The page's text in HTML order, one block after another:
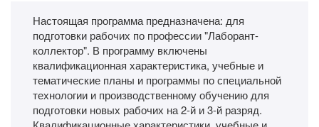
Настоящая программа предназначена: для
подготовки рабочих по профессии "Лаборант-
коллектор". В программу включены
квалификационная характеристика, учебные и
тематические планы и программы по специальной
технологии и производственному обучению для
подготовки новых рабочих на 2-й и 3-й разряд.